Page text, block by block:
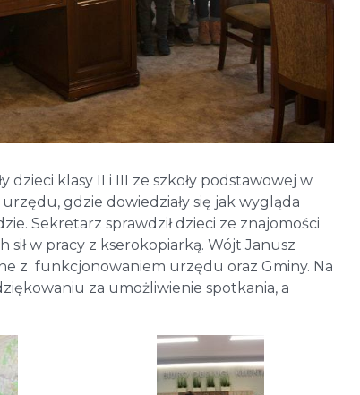
dzieci klasy II i III ze szkoły podstawowej w
gdzie dowiedziały się jak wygląda
Sekretarz sprawdził dzieci ze znajomości
sił w pracy z kserokopiarką. Wójt Janusz
z funkcjonowaniem urzędu oraz Gminy. Na
za umożliwienie spotkania, a